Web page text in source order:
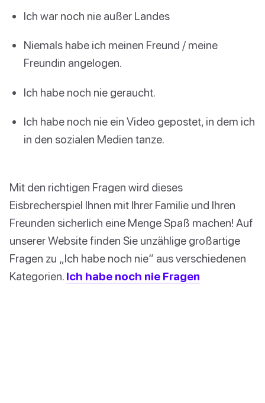
Ich war noch nie außer Landes
Niemals habe ich meinen Freund / meine
Freundin angelogen.
Ich habe noch nie geraucht.
Ich habe noch nie ein Video gepostet, in dem ich
in den sozialen Medien tanze.
Mit den richtigen Fragen wird dieses
Eisbrecherspiel Ihnen mit Ihrer Familie und Ihren
Freunden sicherlich eine Menge Spaß machen! Auf
unserer Website finden Sie unzählige großartige
Fragen zu „Ich habe noch nie“ aus verschiedenen
Kategorien. Ich habe noch nie Fragen